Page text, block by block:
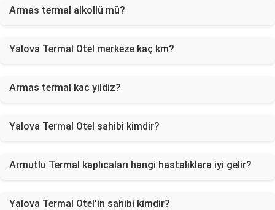
Armas termal alkollü mü?
Yalova Termal Otel merkeze kaç km?
Armas termal kac yildiz?
Yalova Termal Otel sahibi kimdir?
Armutlu Termal kaplıcaları hangi hastalıklara iyi gelir?
Yalova Termal Otel'in sahibi kimdir?